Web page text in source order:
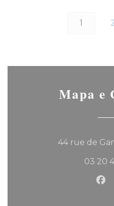
1
Mapa e
44 rue de
03 20